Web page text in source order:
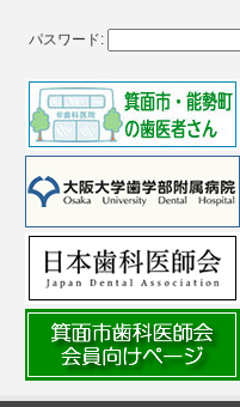
パスワード: